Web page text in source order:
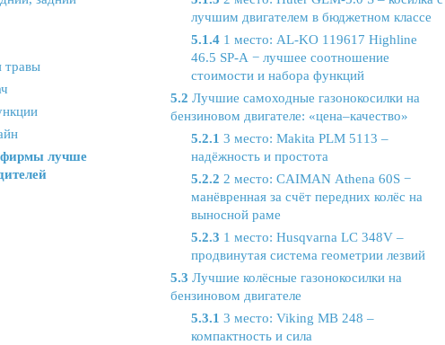
травы
фирмы лучше
лучшим двигателем в бюджетном классе
5.1.4 1 место: AL-KO 119617 Highline
46.5 SP-A − лучшее соотношение
стоимости и набора функций
5.2 Лучшие самоходные газонокосилки на
бензиновом двигателе: «цена–качество»
5.2.1 3 место: Makita PLM 5113 –
надёжность и простота
5.2.2 2 место: CAIMAN Athena 60S −
манёвренная за счёт передних колёс на
выносной раме
5.2.3 1 место: Husqvarna LC 348V –
продвинутая система геометрии лезвий
5.3 Лучшие колёсные газонокосилки на
бензиновом двигателе
5.3.1 3 место: Viking MB 248 –
компактность и сила